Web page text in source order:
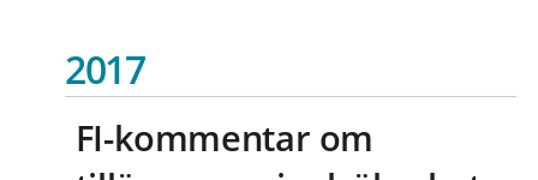
2017
FI-kommentar om